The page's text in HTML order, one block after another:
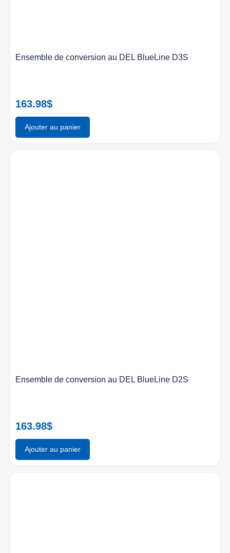
Ensemble de conversion au DEL BlueLine D3S
163.98$
Ajouter au panier
Ensemble de conversion au DEL BlueLine D2S
163.98$
Ajouter au panier